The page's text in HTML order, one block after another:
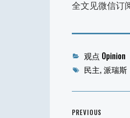
全文见微信订
Categories
观点 Opinion
Tags民主,派瑞斯
PREVIOUS